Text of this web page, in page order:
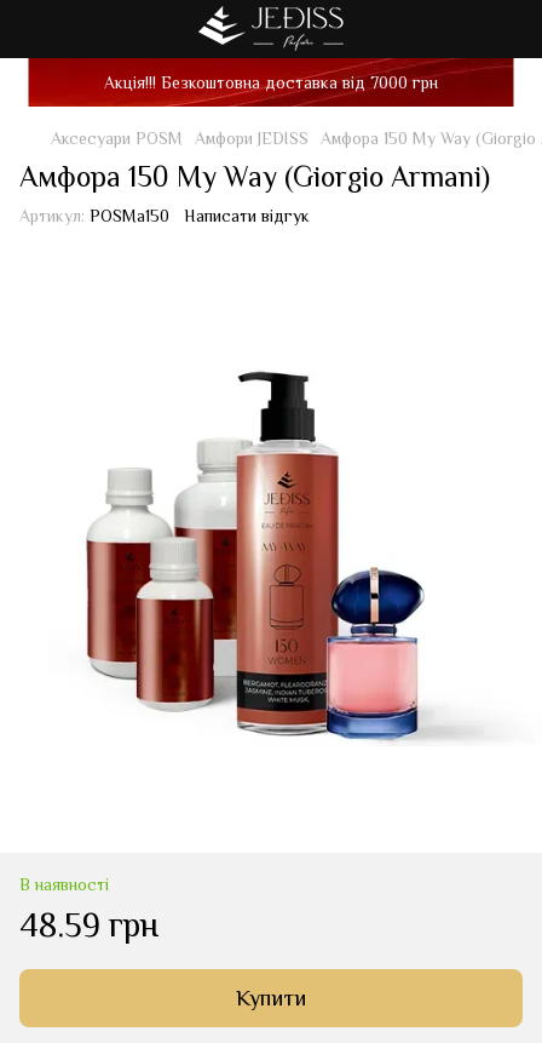
Акція!!! Безкоштовна доставка від 7000 грн
Аксесуари POSM Амфори JEDISS Амфора 150 My Way (Giorgio
Амфора 150 My Way (Giorgio Armani)
Артикул: POSMa150 Написати відгук
В наявності
48.59 грн
Купити